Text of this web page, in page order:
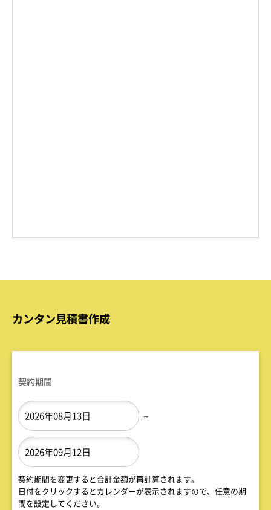
カンタン見積書作成
契約期間
～
契約期間を変更すると合計金額が再計算されます。
日付をクリックするとカレンダーが表示されますので、任意の期
間を設定してください。